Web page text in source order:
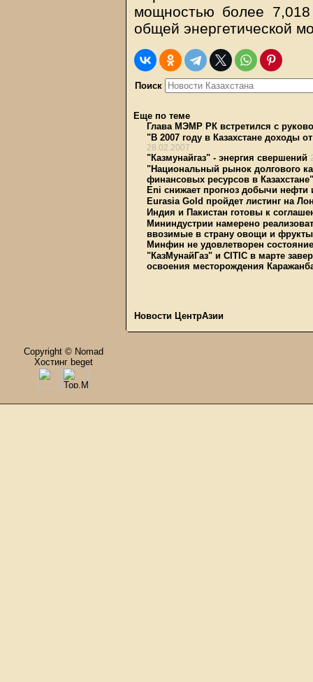
мощностью более
общей энергетической
Поиск
Еще по теме
Глава МЭМР РК встретился с
"В 2007 году в Казахстане доходы
28.02.2007
"Казмунайгаз" - энергия свершений
"Национальный рынок долгового
финансовых ресурсов в Казахстане"
Eni снижает прогноз добычи нефти
Eurasia Gold пройдет листинг на
Индия и Пакистан готовы к
Мининдустрии намерено
ввозимые в страну овощи и фрукты
Минфин не удовлетворен
"КазМунайГаз" и CITIC в марте
освоения месторождения
Новости ЦентрАзии
Copyright © Nomad
Хостинг beget